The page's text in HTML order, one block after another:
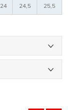
24 24,5 25,5